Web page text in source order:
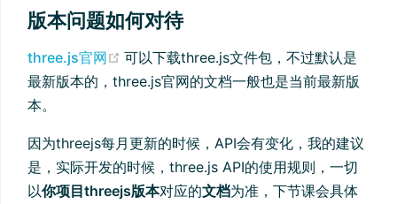
版本问题如何对待
three.js官网 (opens new window)
可以下载three.js文件包，不过默认是
最新版本的，three.js官网的文档一般也是当前最新版
本。
因为threejs每月更新的时候，API会有变化，我的建议
是，实际开发的时候，three.js API的使用规则，一切
以你项目threejs版本对应的文档为准，下节课会具体